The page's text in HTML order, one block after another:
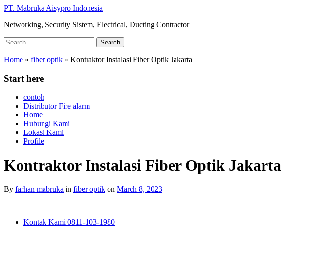
Skip
main
PT. Mabruka Aisypro Indonesia
Networking, Security Sistem, Electrical, Ducting Contractor
Search
for:
Search
Home » fiber optik » Kontraktor Instalasi Fiber Optik Jakarta
Start here
contoh
Distributor Fire alarm
Home
Hubungi Kami
Lokasi Kami
Profile
Kontraktor Instalasi Fiber Optik Jakarta
By farhan mabruka in fiber optik on March 8, 2023
Kontak Kami 0811-103-1980